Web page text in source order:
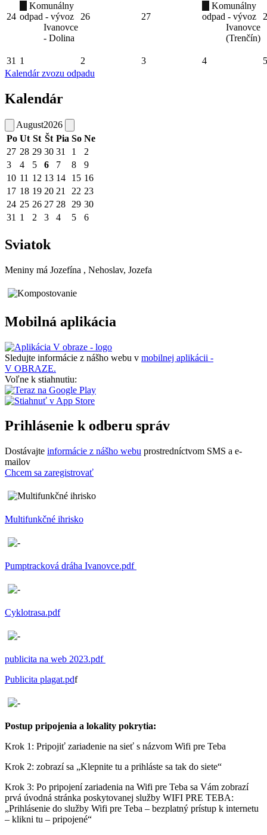
24
Komunálny
odpad - vývoz
Ivanovce
- Dolina
26 27
Komunálny
odpad - vývoz
Ivanovce
(Trenčín)
31 1 2 3 4
5
Kalendár zvozu odpadu
Kalendár
August2026
Po Ut St Št Pia So Ne
27 28 29 30 31 1
2
3
4 5 6 7 8
9
10 11 12 13 14 15 16
17 18 19 20 21 22 23
24 25 26 27 28 29 30
31 1 2 3 4 5 6
Sviatok
Meniny má Jozefína , Nehoslav, Jozefa
Mobilná aplikácia
Sledujte informácie z nášho webu v mobilnej aplikácii -
V OBRAZE.
Voľne k stiahnutiu:
Prihlásenie k odberu správ
Dostávajte informácie z nášho webu prostredníctvom SMS a e-
mailov
Chcem sa zaregistrovať
Multifunkčné ihrisko
Pumptracková dráha Ivanovce.pdf
Cyklotrasa.pdf
publicita na web 2023.pdf
Publicita plagat.pdf
Postup pripojenia a lokality pokrytia:
Krok 1: Pripojiť zariadenie na sieť s názvom Wifi pre Teba
Krok 2: zobrazí sa „Klepnite tu a prihláste sa tak do siete“
Krok 3: Po pripojení zariadenia na Wifi pre Teba sa Vám zobrazí
prvá úvodná stránka poskytovanej služby WIFI PRE TEBA:
„Prihlásenie do služby Wifi pre Teba – bezplatný prístup k internetu
– klikni tu – pripojené“